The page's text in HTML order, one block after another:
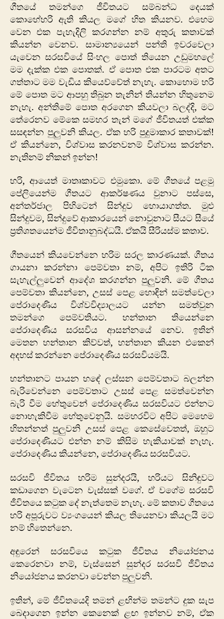
ගීතයේ තමන්ගෙ ජීවිතයට සම්බන්ධ දෙයක්
කොහේහරි ඇති කියල මගේ හිත කියනව. එහෙම
වෙන එක පැහැදිලි කරගන්න නම් අතුරු කතාවක්
කියන්න වෙනව. සාමාන්‍යයෙන් පන්ති ඉවරවෙලා
යැවෙන සරසවියේ සිංහල පොත් තියෙන උඩුමහලේ
මම දැක්ක එක පොතක්. ඒ පොත එක පාරටම අතට
ගත්තාට මම වැඩිය කියෙව්වේත් නැහැ. කොහොම හරි
මේ පොත මට ආපහු තිබුන තැනින් තියන්න හිතුනෙම
නැහැ. අන්තිමේ පොත අරගෙන කියවලා බලද්දි, මට
තේරෙනව මේකෙ සමහර තැන් මගේ ජීවිතයත් එක්ක
සසඳන්න පුලුවනි කියල. ඒක හරි පුදුමාකාර කතාවක්!
ඒ කියන්නෙ, විශ්වාස කරනවනම් විශ්වාස කරන්න.
නැතිනම් නිකන් ඉන්න!
හරි, ආයෙත් මාතෘකාවට එමුකො. මේ ගීතයේ පළමු
‍පේලියෙන්ම ගීතයට ආකර්ෂණය වුනාට පස්සෙ,
අන්ත‍ර්ජාල පිහිටෙන් සින්දුව හොයාගත්ත. මුළු
සින්දුවම, සින්දුවේ ආකාරයෙන් නොවුනාට සීයට සීයේ
ප්‍රතිශතයෙන්ම ජීවිතානුබද්ධයි. ඒකයි සීරියස්ම කතාව.
ගීතයෙන් කි‍යවෙන්නෙ හරිම සරල කාරණයක්. ගීතය
ගායනා කරන්නා පෙම්වතා නම්, අපිට ඉතිරි ටික
සැහැල්ලුවෙන් ආදේශ කරගන්න පුලුවනි. මේ ගීතය
පෙම්වතා කියන්නෙ, උසස් පෙළ හොඳින් සමත්වෙලා
පේරාදෙණිය විශ්වවිද්‍යාලයට යන්න සමත්වුන
තමන්ගෙ පෙම්වතියට. හන්තාන තියෙන්නෙ
පේරාදෙණිය සරසවිය ආසන්නයේ නෙව. ඉතින්
මෙතන හන්තාන කිව්වත්, හන්තාන කියන ‍එකෙන්
අදහස් කරන්නෙ පේරාදෙණිය සරසවියමයි.
හන්තානට පායන හ‍‍ඳේ ලස්සන පෙම්වතාට බලන්න
බැරිවෙන්නෙ පෙම්වතාට උසස් පෙළ සමත්වෙන්න
බැරි ‍වීම හේතුවෙන් පේරාදෙණිය සරසවියට එන්නට
නොහැකිවීම හේතුවෙනුයි. සමහරවිට අපිට මෙහෙම
හිතන්නත් පුලුවනි උසස් පෙළ කෙසේවෙතත්, ඔහුට
පේරාදෙණියට එන්න නම් කිසිම හැකියාවක් නැහැ.
පේරාදෙණිය කියන්නෙ, පේරාදෙණිය සරසවියට.
සරසවි ජීවිතය හරිම සුන්දරයි, හරියට සිනිඳුවට
කඩාගෙන වැටෙන වැස්සක් වගේ. ඒ වගේම සරසවි
ජීවිතයෙ කටුක දේ ‍නැත්තෙම නැහැ. මේ කතාව ගීතයෙ
හරි අපූරුවට ව්‍යංගයෙන් කියල තියෙනවා කියලයි මට
නම් හිතෙන්නෙ.
අඳුරෙන් සරසවියෙ කටුක ජීවිතය නියෝජනය
කෙරෙනවා නම්, වැස්සෙන් සුන්දර සරසවි ජීවිතය
නියෝජනය කරනවා වෙන්න පුලුවනි.
ඉතින්, මේ ජීවිතයෙදි තමන් ළඟින්ම තමන්ට දුක සැප
බෙදාගෙන ඉන්න කෙනෙක් ළඟ ඉන්නව නම්, ඒක